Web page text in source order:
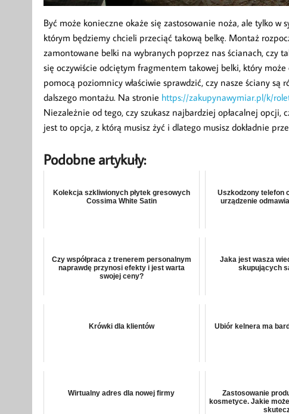
Być może konieczne okaże się zastosowanie noża, ale tylko
którym będziemy chcieli przeciąć takową belkę. Montaż
zamontowane belki na wybranych poprzez nas ścianach, czy
się oczywiście odciętym fragmentem takowej belki, który
pomocą poziomnicy właściwie sprawdzić, czy nasze ściany
dalszego montażu. Na stronie https://zakupynawymiar.pl/k/
Niezależnie od tego, czy szukasz najbardziej opłacalnej opcji,
jest to opcja, z którą musisz żyć i dlatego musisz dokładnie
Podobne artykuły:
Kolekcja szkliwionych płytek gresowych
Cossima White Satin
Uszkodzony telefon
urządzenie
Czy współpraca z trenerem personalnym
naprawdę przynosi efekty i jest warta
swojej ceny?
Jaka jest wasza
skupujących
Krówki dla klientów Ubiór kelnera ma
Wirtualny adres dla nowej firmy
Zastosowanie
kosmetyce. Jakie